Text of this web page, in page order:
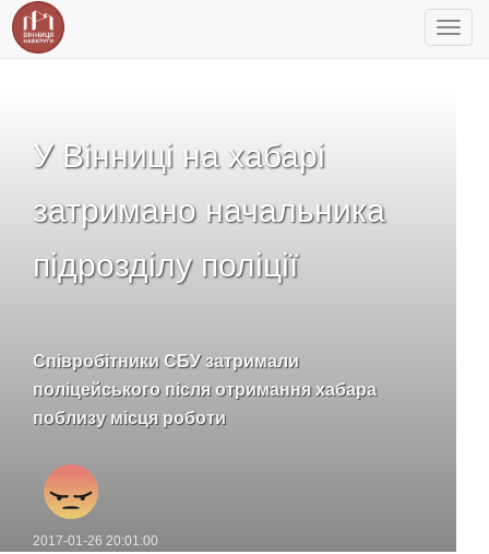
У Вінниці на хабарі
затримано начальника
підрозділу поліції
Співробітники СБУ затримали
поліцейського після отримання хабара
поблизу місця роботи
2017-01-26 20:01:00